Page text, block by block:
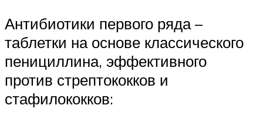
Антибиотики первого ряда –
таблетки на основе классического
пенициллина, эффективного
против стрептококков и
стафилококков: